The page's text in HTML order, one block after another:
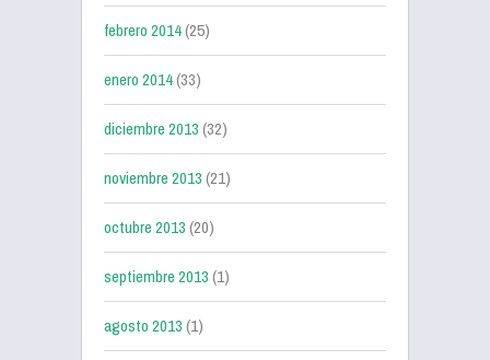
febrero 2014(25)
enero 2014(33)
diciembre 2013(32)
noviembre 2013(21)
octubre 2013(20)
septiembre 2013(1)
agosto 2013(1)